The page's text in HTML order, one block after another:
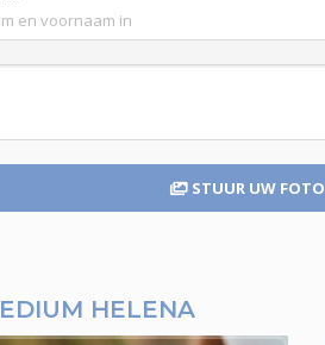
STUUR UW FOTO
HELENA